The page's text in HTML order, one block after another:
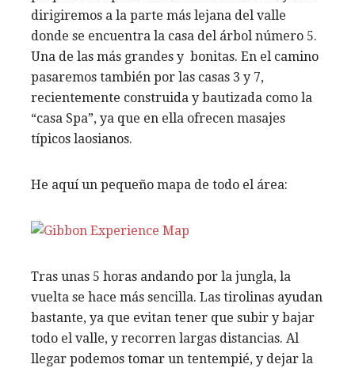
dirigiremos a la parte más lejana del valle
donde se encuentra la casa del árbol número 5.
Una de las más grandes y bonitas. En el camino
pasaremos también por las casas 3 y 7,
recientemente construida y bautizada como la
“casa Spa”, ya que en ella ofrecen masajes
típicos laosianos.
He aquí un pequeño mapa de todo el área:
Tras unas 5 horas andando por la jungla, la
vuelta se hace más sencilla. Las tirolinas ayudan
bastante, ya que evitan tener que subir y bajar
todo el valle, y recorren largas distancias. Al
llegar podemos tomar un tentempié, y dejar la